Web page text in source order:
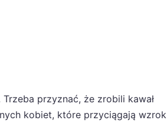
przyznać, że zrobili kawał
kobiet, które przyciągają wzrok